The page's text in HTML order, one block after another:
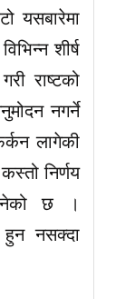
यसबारेमा
शीर्ष
राष्टको
नगर्ने
लागेकी
निर्णय
छ ।
नसक्दा